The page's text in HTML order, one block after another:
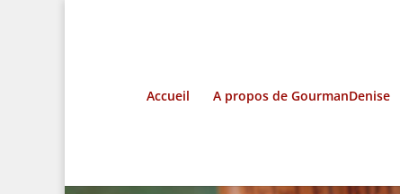
Accueil A propos de GourmanDenise